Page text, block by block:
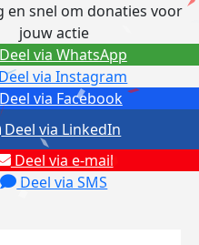
en snel om donaties voor
jouw actie
via Facebook
Deel via Instagram
Deel via e-mail
Deel via SMS
Deel via LinkedIn
via WhatsApp